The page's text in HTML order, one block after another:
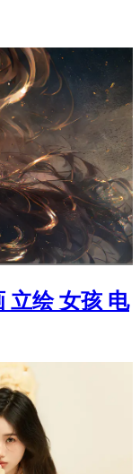
立绘 女孩 电